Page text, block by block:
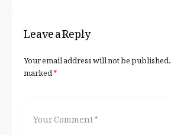
Leave a Reply
Your email address will not be published.
marked*